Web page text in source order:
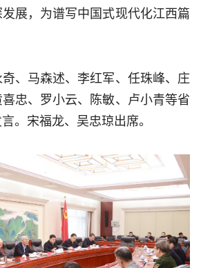
展，为谱写中国式现代化江西篇
、马森述、李红军、任珠峰、庄
忠、罗小云、陈敏、卢小青等省
。宋福龙、吴忠琼出席。